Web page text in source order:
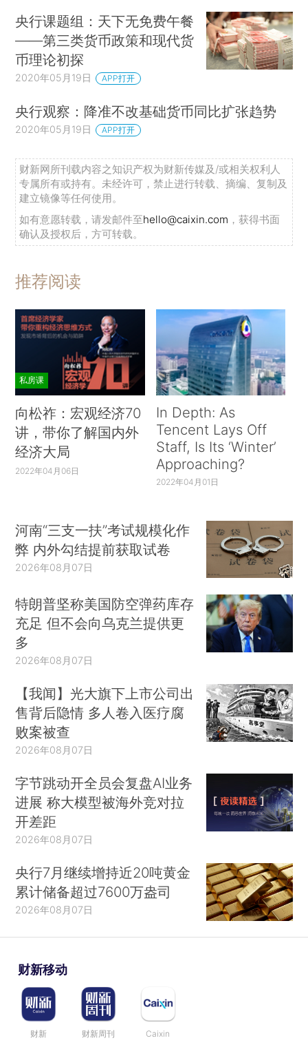
央行课题组：天下无免费午餐
——第三类货币政策和现代货
币理论初探
2020年05月19日 APP打开
央行观察：降准不改基础货币同比扩张趋势
2020年05月19日 APP打开
财新网所刊载内容之知识产权为财新传媒及/或相关权利人
专属所有或持有。未经许可，禁止进行转载、摘编、复制及
建立镜像等任何使用。
如有意愿转载，请发邮件至hello@caixin.com ，获得书面
确认及授权后，方可转载。
推荐阅读
私房课
向松祚：宏观经济70
讲，带你了解国内外
经济大局
2022年04月06日
In Depth: As
Tencent Lays Off
Staff, Is Its ‘Winter’
Approaching?
2022年04月01日
河南“三支一扶”考试规模化作
弊 内外勾结提前获取试卷
2026年08月07日
特朗普坚称美国防空弹药库存
充足 但不会向乌克兰提供更
多
2026年08月07日
【我闻】光大旗下上市公司出
售背后隐情 多人卷入医疗腐
败案被查
2026年08月07日
字节跳动开全员会复盘AI业务
进展 称大模型被海外竞对拉
开差距
2026年08月07日
央行7月继续增持近20吨黄金
累计储备超过7600万盎司
2026年08月07日
财新移动
财新 财新周刊 Caixin